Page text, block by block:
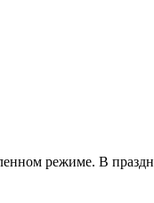
режиме. В